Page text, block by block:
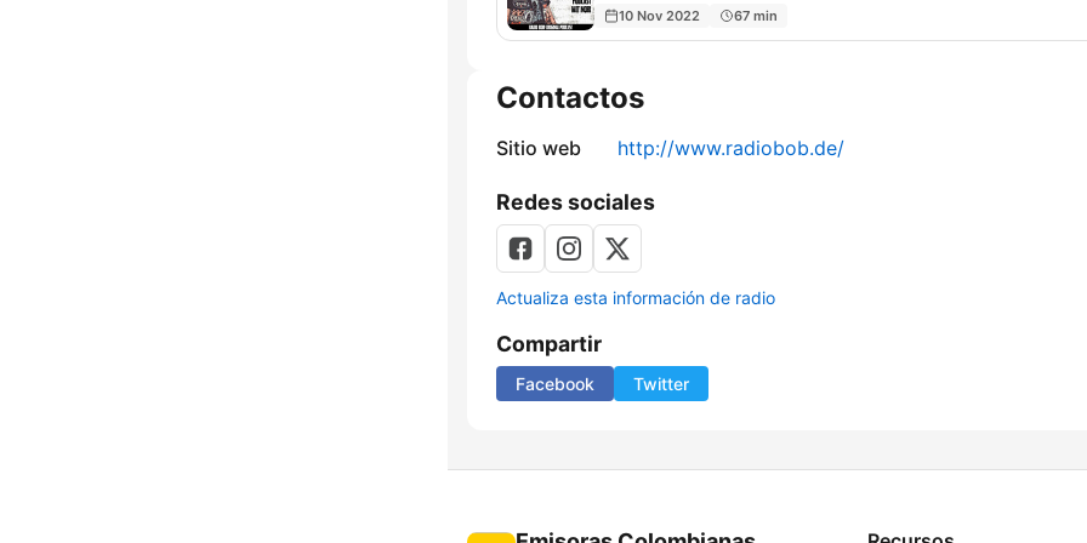
10 Nov 2022 67 min
Contactos
Sitio web http://www.radiobob.de/
Redes sociales
Actualiza esta información de radio
Compartir
Facebook Twitter